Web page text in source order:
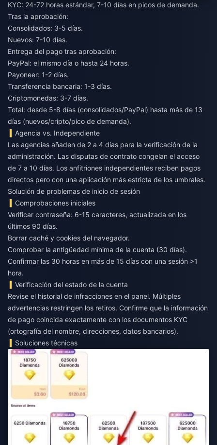
KYC: 24-72 horas estándar, 7-10 días en picos de demanda.
Tras la aprobación:
Consolidados: 3-5 días.
Nuevos: 7-10 días.
Entrega del pago tras aprobación:
PayPal: el mismo día o hasta 24 horas.
Payoneer: 1-2 días.
Transferencia bancaria: 1-3 días.
Criptomonedas: 3-7 días.
Total: desde 5-8 días (consolidados/PayPal) hasta más de 13
días (nuevos/cripto/pico de demanda).
Agencia vs. Independiente
Las agencias añaden de 2 a 4 días para la verificación de la
administración. Las disputas de contrato congelan el acceso
de 7 a 10 días. Los anfitriones independientes reciben pagos
directos pero con una aplicación más estricta de los umbrales.
Solución de problemas de inicio de sesión
Comprobaciones iniciales
Verificar contraseña: 6-15 caracteres, actualizada en los
últimos 90 días.
Borrar caché y cookies del navegador.
Comprobar la antigüedad mínima de la cuenta (30 días).
Confirmar las 30 horas en más de 15 días con una sesión >1
hora.
Verificación del estado de la cuenta
Revise el historial de infracciones en el panel. Múltiples
advertencias restringen los retiros. Confirme que la información
de pago coincida exactamente con los documentos KYC
(ortografía del nombre, direcciones, datos bancarios).
Soluciones técnicas